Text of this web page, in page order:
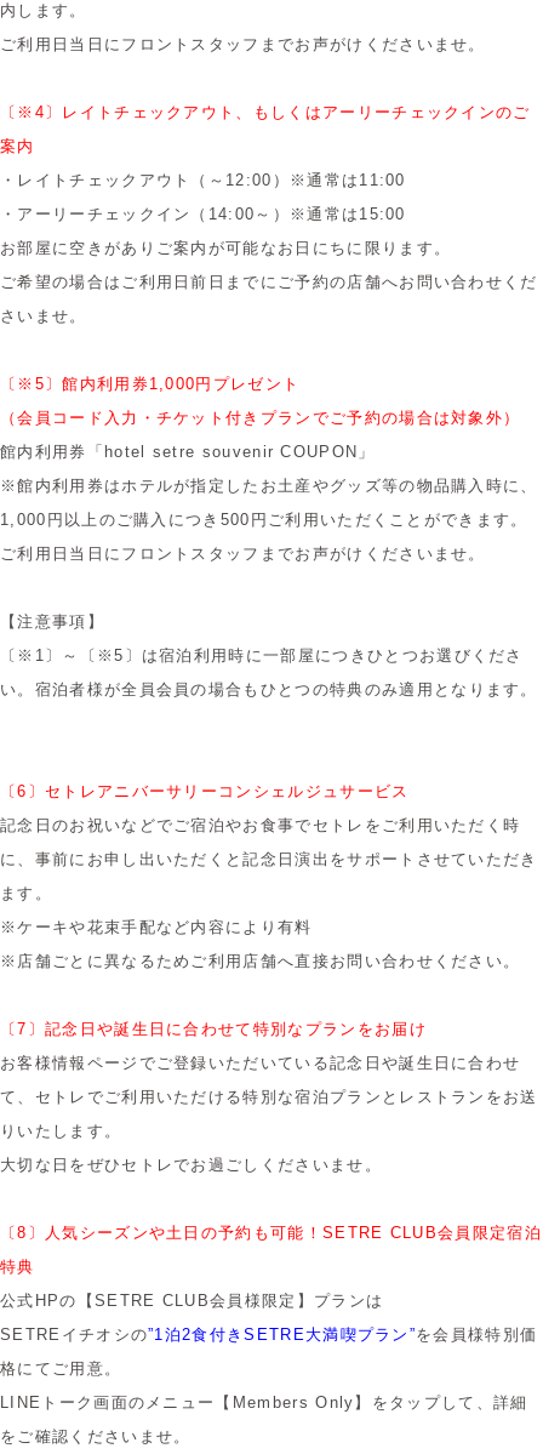
内します。
ご利用日当日にフロントスタッフまでお声がけくださいませ。
〔※4〕レイトチェックアウト、もしくはアーリーチェックインのご
案内
・レイトチェックアウト（～12:00）※通常は11:00
・アーリーチェックイン（14:00～）※通常は15:00
お部屋に空きがありご案内が可能なお日にちに限ります。
ご希望の場合はご利用日前日までにご予約の店舗へお問い合わせくだ
さいませ。
〔※5〕館内利用券1,000円プレゼント
（会員コード入力・チケット付きプラン でご予約の場合は対象外）
館内利用券「hotel setre souvenir COUPON」
※館内利用券はホテルが指定したお土産やグッズ等の物品購入時に、
1,000円以上のご購入につき500円ご利用いただくことができます。
ご利用日当日にフロントスタッフまでお声がけくださいませ。
【注意事項】
〔※1〕～〔※5〕は宿泊利用時に一部屋につき ひとつお選びくださ
い。 宿泊者様が全員会員の場合も ひとつの特典のみ適用となります。
〔6〕セトレアニバーサリーコンシェルジュサービス
記念日のお祝いなどでご宿泊やお食事でセトレをご利用いただく時
に、事前にお申し出いただくと記念日演出をサポートさせていただき
ます。
※ケーキや花束手配など内容により有料
※店舗ごとに異なるためご利用店舗へ直接お問い合わせください。
〔7〕記念日や誕生日に合わせて特別なプランをお届け
お客様情報ページでご登録いただいている記念日や誕生日に合わせ
て、セトレでご利用いただける特別な宿泊プランとレストランをお送
りいたします。
大切な日をぜひセトレでお過ごしくださいませ。
​〔8〕人気シーズンや土日の予約も可能！SETRE CLUB会員限定宿泊
特典
公式HPの【SETRE CLUB会員様限定】プランは
SETREイチオシの”1泊2食付きSETRE大満喫プラン”を会員様特別価
格にてご用意。
LINEトーク画面のメニュー【Members Only】をタップして、詳細
をご確認くださいませ。